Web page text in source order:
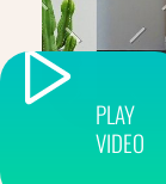
PLAY
VIDEO